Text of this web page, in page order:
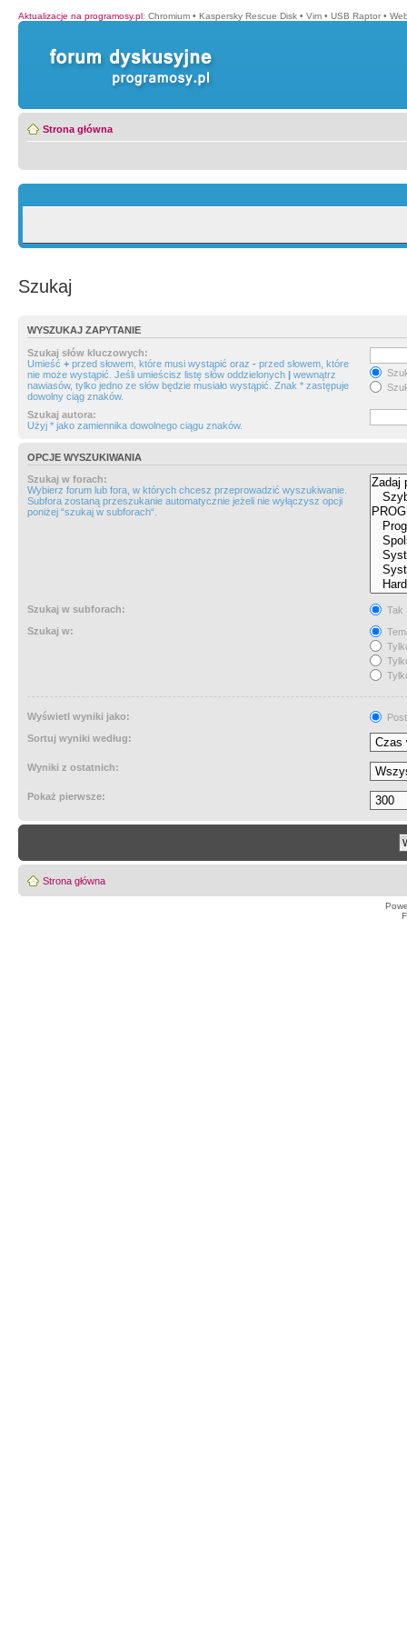
Aktualizacje na programosy.pl: Chromium • Kaspersky Rescue Disk • Vim • USB Raptor •
Strona główna
Szukaj
WYSZUKAJ ZAPYTANIE
Szukaj słów kluczowych:
Umieść + przed słowem, które musi wystąpić oraz - przed słowem, które
nie może wystąpić. Jeśli umieścisz listę słów oddzielonych | wewnątrz
nawiasów, tylko jedno ze słów będzie musiało wystąpić. Znak * zastępuje
dowolny ciąg znaków.
Szukaj autora:
Użyj * jako zamiennika dowolnego ciągu znaków.
OPCJE WYSZUKIWANIA
Szukaj w forach:
Wybierz forum lub fora, w których chcesz przeprowadzić wyszukiwanie.
Subfora zostaną przeszukanie automatycznie jeżeli nie wyłączysz opcji
poniżej “szukaj w subforach“.
Szukaj w subforach:
Tak
Szukaj w:
Wyświetl wyniki jako:
Sortuj wyniki według:
Wyniki z ostatnich:
Pokaż pierwsze:
Strona główna